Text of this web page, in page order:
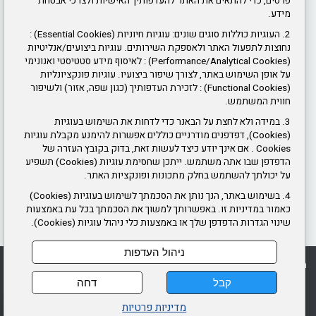
מידע.
2. העוגיות כוללות סוגים שונים: עוגיות חיוניות (Essential Cookies) :
נחוצות לתפעול האתר ולאספקת השירותים. עוגיות ביצועים/אנליטיות
(Performance/Analytical Cookies) : לאיסוף מידע סטטיסטי ואנונימי
על אופן השימוש באתר, לצורך שיפור ביצועיו. עוגיות פונקציונליות
(Functional Cookies) : לזכירת העדפותיך (כגון שפה, אזור) ולשיפור
חווית המשתמש.
3. במידה ולא לחצת על הבאנר כדי לדחות את השימוש בעוגיות
(Cookies), דפדפנים מודרניים כוללים אפשרות להימנע מקבלת עוגיות
Cookies . אם אינך יודע כיצד לעשות זאת, בדוק בקובץ העזרה של
הדפדפן שבו אתה משתמש. ייתכן שחסימת עוגיות (Cookies) תשפיע
על יכולתך להשתמש בחלק מתכונות ופונקציות האתר.
4. בשימוש באתר, הנך נותן את הסכמתך לשימוש בעוגיות (Cookies)
כאמור במדיניות זו. באפשרותך למשוך את הסכמתך בכל עת באמצעות
שינוי הגדרות הדפדפן שלך או באמצעות כלי ניהול עוגיות (Cookies).
קבל דחה
ניהול העדפות
מדיניות פרטיות
2026).
ממשיכים להיות ערוכים לכל תרחיש
עיריית ראשון לציון השלימה מספר תרגילי חירום
המדמים רעידת אדמה וקריסת מבנים
ראשונים בתרגיל צונאמי
מנכ"ל החברה העירונית לביטחון וסדר ציבורי מוטי נחמני בגלי
צה"ל עם אמיר בר שלום ורן יבנאי. נא להקליק על הכותרת על
מנת להקשיב.
אמנת שירות
צור קשר
חוקי עזר
תנאי שימוש באתר ופרטיות
ז'בוטינסקי 61, ראשון לציון
שעות פעילות:
יום א' ג' ד' ה' 8:00 עד 16:00
יום ב' 8:00 עד 14:00 ו- 16:00 עד 18:30.
טלפון:
03-948-4000
הצטרפו להצלחה - גיוס מערך מבצעי החברה ראשון לציון לביטחון וסדר ציבורי
שימוש באתר ומדיניות פרטיות
עמוד הבית
דרונט